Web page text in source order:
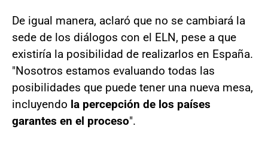
De igual manera, aclaró que no se cambiará la
sede de los diálogos con el ELN, pese a que
existiría la posibilidad de realizarlos en España.
"Nosotros estamos evaluando todas las
posibilidades que puede tener una nueva mesa,
incluyendo la percepción de los países
garantes en el proceso".